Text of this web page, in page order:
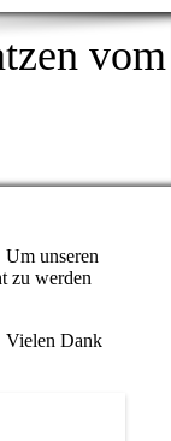
vom
Um unseren
zu werden
Vielen Dank